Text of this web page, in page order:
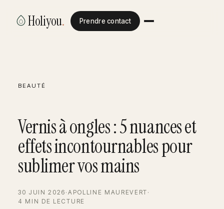
Holiyou. Prendre contact
BEAUTÉ
Vernis à ongles : 5 nuances et
effets incontournables pour
sublimer vos mains
30 JUIN 2026 · APOLLINE MAUREVERT ·
4 MIN DE LECTURE